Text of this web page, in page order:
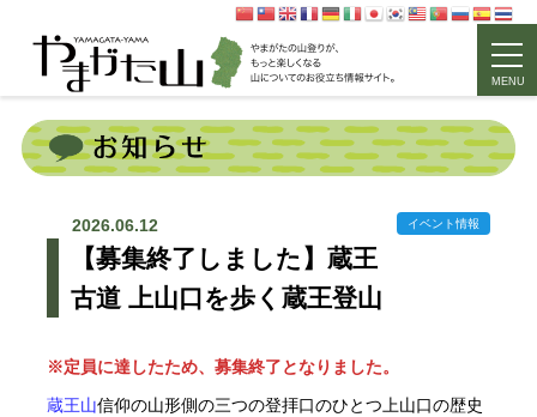
MENU
2026.06.12 イベント情報
【募集終了しました】蔵王
古道 上山口を歩く蔵王登山
※定員に達したため、募集終了となりました。
蔵王山信仰の山形側の三つの登拝口のひとつ上山口の歴史